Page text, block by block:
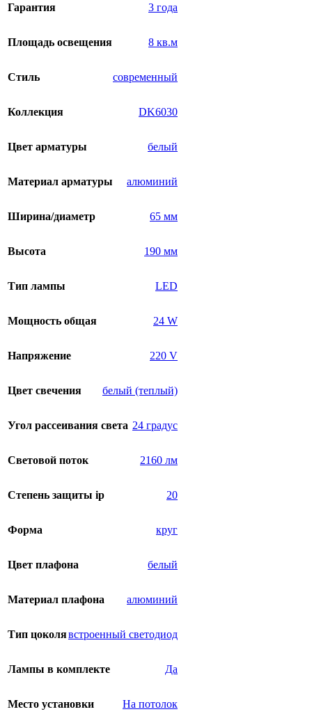
Гарантия 3 года
Площадь освещения 8 кв.м
Стиль современный
Коллекция DK6030
Цвет арматуры белый
Материал арматуры алюминий
Ширина/диаметр 65 мм
Высота 190 мм
Тип лампы LED
Мощность общая 24 W
Напряжение 220 V
Цвет свечения белый (теплый)
Угол рассеивания света 24 градус
Световой поток 2160 лм
Степень защиты ip 20
Форма круг
Цвет плафона белый
Материал плафона алюминий
Тип цоколявстроенный светодиод
Лампы в комплекте Да
Место установки На потолок